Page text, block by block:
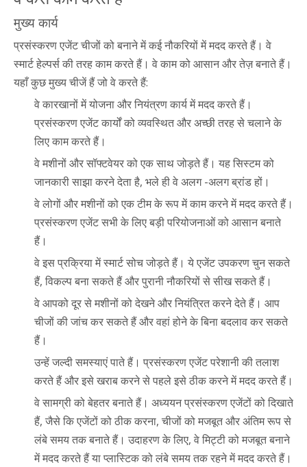
मुख्य कार्य
प्रसंस्करण एजेंट चीजों को बनाने में कई नौकरियों में मदद करते हैं। वे
स्मार्ट हेल्पर्स की तरह काम करते हैं। वे काम को आसान और तेज़ बनाते हैं।
यहाँ कुछ मुख्य चीजें हैं जो वे करते हैं:
वे कारखानों में योजना और नियंत्रण कार्य में मदद करते हैं।
प्रसंस्करण एजेंट कार्यों को व्यवस्थित और अच्छी तरह से चलाने के
लिए काम करते हैं।
वे मशीनों और सॉफ्टवेयर को एक साथ जोड़ते हैं। यह सिस्टम को
जानकारी साझा करने देता है, भले ही वे अलग -अलग ब्रांड हों।
वे लोगों और मशीनों को एक टीम के रूप में काम करने में मदद करते हैं।
प्रसंस्करण एजेंट सभी के लिए बड़ी परियोजनाओं को आसान बनाते
हैं।
वे इस प्रक्रिया में स्मार्ट सोच जोड़ते हैं। ये एजेंट उपकरण चुन सकते
हैं, विकल्प बना सकते हैं और पुरानी नौकरियों से सीख सकते हैं।
वे आपको दूर से मशीनों को देखने और नियंत्रित करने देते हैं। आप
चीजों की जांच कर सकते हैं और वहां होने के बिना बदलाव कर सकते
हैं।
उन्हें जल्दी समस्याएं पाते हैं। प्रसंस्करण एजेंट परेशानी की तलाश
करते हैं और इसे खराब करने से पहले इसे ठीक करने में मदद करते हैं।
वे सामग्री को बेहतर बनाते हैं। अध्ययन प्रसंस्करण एजेंटों को दिखाते
हैं, जैसे कि एजेंटों को ठीक करना, चीजों को मजबूत और अंतिम रूप से
लंबे समय तक बनाते हैं। उदाहरण के लिए, वे मिट्टी को मजबूत बनाने
में मदद करते हैं या प्लास्टिक को लंबे समय तक रहने में मदद करते हैं।